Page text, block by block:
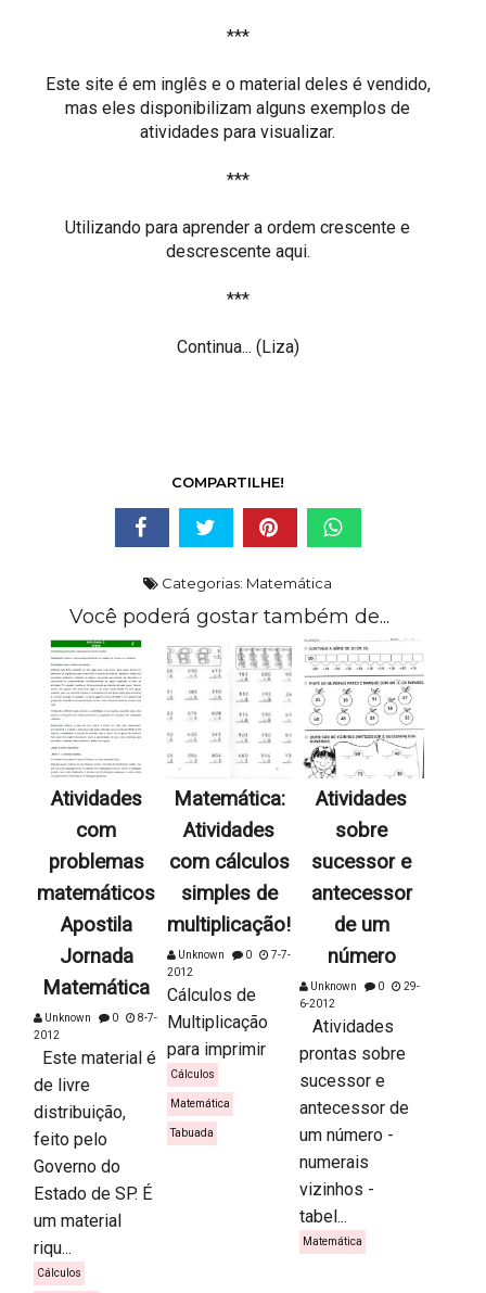
***
Este site é em inglês e o material deles é vendido,
mas eles disponibilizamalguns exemplos de
atividades para visualizar.
***
Utilizando para aprender a ordem crescente e
descrescente aqui.
***
Continua... (Liza)
COMPARTILHE!
Categorias: Matemática
Você poderá gostar também de...
Atividades
com
problemas
matemáticos
Apostila
Jornada
Matemática
Unknown 0
8-7-
2012
Este material é
de livre
distribuição,
feito pelo
Governo do
Estado de SP. É
um material
riqu...
Cálculos
Matemática:
Atividades
com cálculos
simples de
multiplicação!
Unknown 0
7-7-
2012
Cálculos de
Multiplicação
para imprimir
Cálculos
Matemática
Tabuada
Atividades
sobre
sucessor e
antecessor
de um
número
Unknown 0
29-
6-2012
Atividades
prontas sobre
sucessor e
antecessor de
um número -
numerais
vizinhos -
tabel...
Matemática